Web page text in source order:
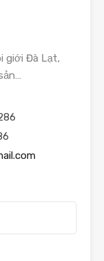
giới Đà Lạt,